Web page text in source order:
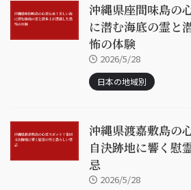
沖縄県座間味島の
に潜む海底の霊と
怖の体験
2026/5/28
日本の地域別
沖縄県渡嘉敷島の
自決跡地に響く慰
忌
2026/5/28